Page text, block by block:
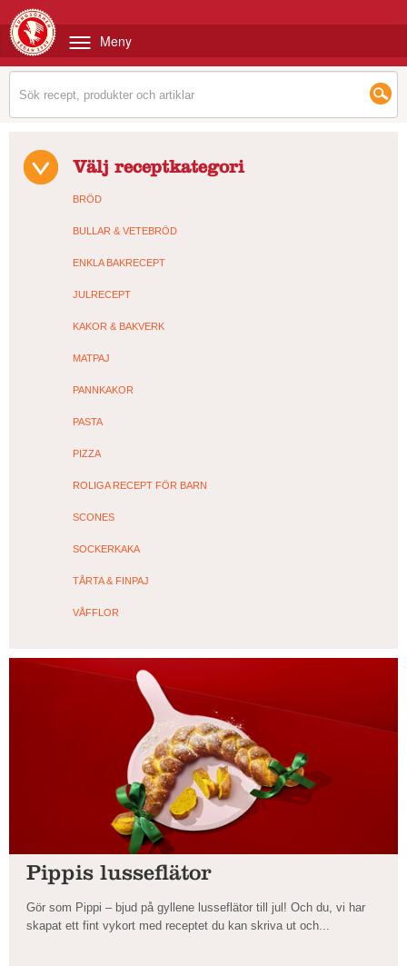
Meny
Välj receptkategori
BRÖD
BULLAR & VETEBRÖD
ENKLA BAKRECEPT
JULRECEPT
KAKOR & BAKVERK
MATPAJ
PANNKAKOR
PASTA
PIZZA
ROLIGA RECEPT FÖR BARN
SCONES
SOCKERKAKA
TÅRTA & FINPAJ
VÅFFLOR
Pippis lusseflätor
Gör som Pippi – bjud på gyllene lusseflätor till jul! Och du, vi har
skapat ett fint vykort med receptet du kan skriva ut och...